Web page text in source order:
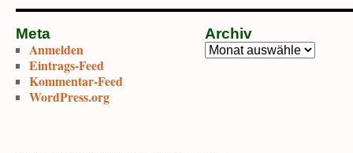
Meta
Anmelden
Eintrags-Feed
Kommentar-Feed
WordPress.org
Archiv
Archiv